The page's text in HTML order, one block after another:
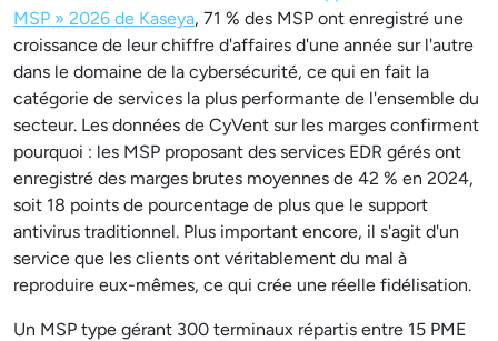
MSP » 2026 de Kaseya, 71 % des MSP ont enregistré une
croissance de leur chiffre d'affaires d'une année sur l'autre
dans le domaine de la cybersécurité, ce qui en fait la
catégorie de services la plus performante de l'ensemble du
secteur. Les données de CyVent sur les marges confirment
pourquoi : les MSP proposant des services EDR gérés ont
enregistré des marges brutes moyennes de 42 % en 2024,
soit 18 points de pourcentage de plus que le support
antivirus traditionnel. Plus important encore, il s'agit d'un
service que les clients ont véritablement du mal à
reproduire eux-mêmes, ce qui crée une réelle fidélisation.
Un MSP type gérant 300 terminaux répartis entre 15 PME